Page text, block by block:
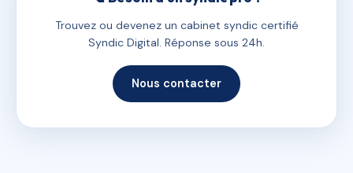
Trouvez ou devenez un cabinet syndic certifié
Syndic Digital. Réponse sous 24h.
Nous contacter